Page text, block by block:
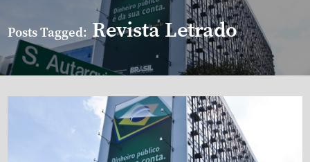
Posts Tagged: Revista Letrado